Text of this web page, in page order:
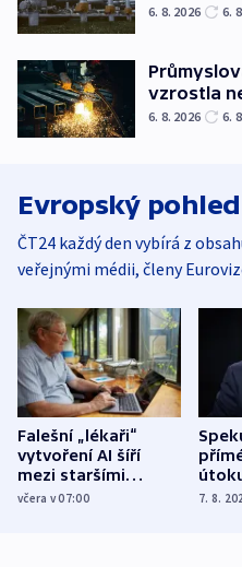
6. 8. 2026 6.
vzrostla
6. 8. 2026 6.
Evropský pohled
ČT24 každý den vybírá z
veřejnými médii, členy
Falešní „lékaři“
vytvoření AI šíří
mezi staršími
Poláky nebezpečné
včera v 07:00
míní
7. 8.